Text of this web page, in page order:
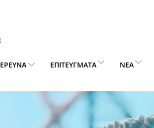
ΈΡΕΥΝΑ ΕΠΙΤΕΎΓΜΑΤΑ ΝΈΑ